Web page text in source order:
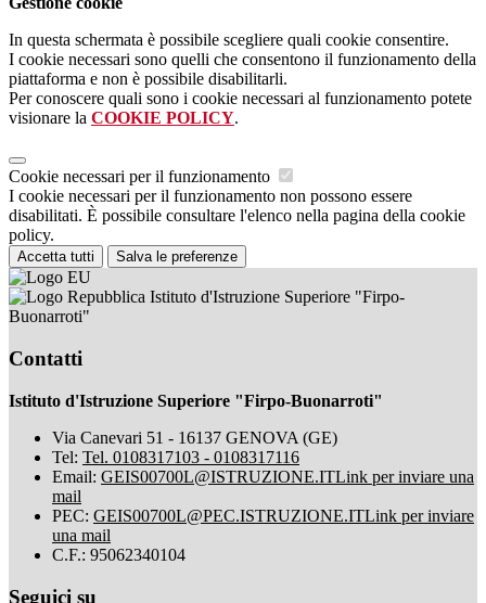
In questa schermata è possibile scegliere quali cookie consentire.
I cookie necessari sono quelli che consentono il funzionamento della
piattaforma e non è possibile disabilitarli.
Per conoscere quali sono i cookie necessari al funzionamento potete
visionare la COOKIE POLICY.
Cookie necessari per il funzionamento
I cookie necessari per il funzionamento non possono essere
disabilitati. È possibile consultare l'elenco nella pagina della cookie
policy.
Accetta tutti Salva le preferenze
Istituto d'Istruzione Superiore "Firpo-
Buonarroti"
Contatti
Istituto d'Istruzione Superiore "Firpo-Buonarroti"
Via Canevari 51 - 16137 GENOVA (GE)
Tel: Tel. 0108317103 - 0108317116
Email: GEIS00700L@ISTRUZIONE.ITLink per inviare una
mail
PEC: GEIS00700L@PEC.ISTRUZIONE.ITLink per inviare
una mail
C.F.: 95062340104
Seguici su